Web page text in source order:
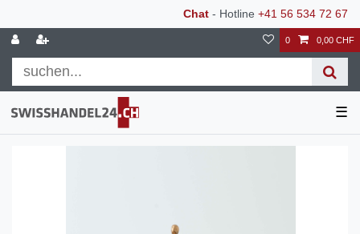
Chat - Hotline +41 56 534 72 67
0 0,00 CHF
☰